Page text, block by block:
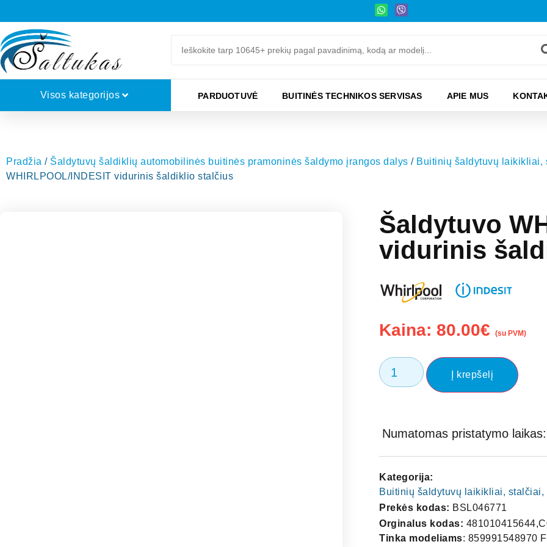
Visos kategorijos PARDUOTUVĖ BUITINĖS TECHNIKOS SERVISAS APIE MUS
Pradžia / Šaldytuvų šaldiklių automobilinės buitinės pramoninės šaldymo įrangos dalys / Buitinių šaldytuvų laikikliai,
WHIRLPOOL/INDESIT vidurinis šaldiklio stalčius
Šaldytuvo
vidurinis
Kaina: 80.00€ (su PVM)
Į krepšelį
Numatomas pristatymo
Kategorija:
Buitinių šaldytuvų laikikliai,
Prekės kodas: BSL046771
Orginalus kodas:
Tinka modeliams: 859991548970 F154897 859991548970 ACB1800AAFCO3 ARISTON 759991548970 859991548970 F154897 859991548970 ACB1800AAFCO3 ARISTON 759991548971 859991549140 F154914 859991549140 ACB2000AAFCO3 ARISTON 759991549140 859991628500 859991628500 ARL18NF60HZ IGNIS 759991628500 F101367 859991013670 859991013670 ART19563A+NF Whirlpool 759991013670 F101367 859991013670 859991013670 ART19563A+NF Whirlpool 759991013670 F101367 859991013670 859991013670 ART19563A+NF Whirlpool 859991013670 F101367 859991013670 859991013670 ART19563A+NF Whirlpool 859991013670 F101367 859991013670 859991013670 ART19563A+NF Whirlpool Q1013670000 F101367 859991013670 859991013670 ART19563A+NF Whirlpool Q1013670000 F155684 859991556840 859991556840 ART19563A+NF1 Whirlpool 759991556840 F155684 859991556840 859991556840 ART19563A+NF1 Whirlpool 759991556841 F101366 859991013660 859991013660 ART20163A+NF Whirlpool 759991013660 F101366 859991013660 859991013660 ART20163A+NF Whirlpool 859991013660 F101366 859991013660 859991013660 ART20163A+NF Whirlpool Q1013660000 F155683 859991556830 859991556830 ART20163A+NF1 Whirlpool 759991556830 F155683 859991556830 859991556830 ART20163A+NF1 Whirlpool 759991556831 F155683 859991556830 859991556830 ART20163A+NF1 Whirlpool 759991556832 856479196000 F094412 856479196000 ART459A+NF1 Whirlpool 756479196004 856479196000 F094412 856479196000 ART459A+NF1 Whirlpool 856479196004 856479196000 F094412 856479196000 ART459A+NF1 Whirlpool 756479196005 856479196000 F094412 856479196000 ART459A+NF1 Whirlpool 756479196006 856479196000 F094412 856479196000 ART459A+NF1 Whirlpool 856479196002 856479096000 856479096000 ART869A+NF Whirlpool 856479096002 F090507 856479015010 856479015010 ART871A+NF Whirlpool Q0905070000 F090507 856479015010 856479015010 ART871A+NF Whirlpool Q0905070001 F090507 856479015010 856479015010 ART871A+NF Whirlpool Q0905070002 856479096010 F093105 856479096010 ART871A+NF Whirlpool 856479096010 856479096010 F093105 856479096010 ART871A+NF Whirlpool 856479096011 856479096010 F093105 856479096010 ART871A+NF Whirlpool 856479096012 F090508 856488415000 856488415000 ART872A+NF Whirlpool 756488415001 F090508 856488415000 856488415000 ART872A+NF Whirlpool 856488415001 F090508 856488415000 856488415000 ART872A+NF Whirlpool Q0905080001 856488496000 F093104 856488496000 ART872A+NF Whirlpool 756488496001 856488496000 F093104 856488496000 ART872A+NF Whirlpool 856488496001 856488496000 F093104 856488496000 ART872A+NF Whirlpool